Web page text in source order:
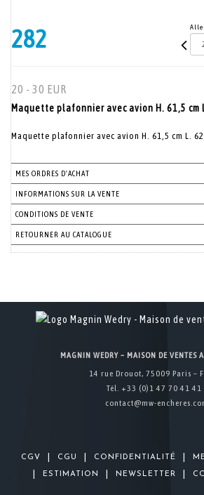
282
20 - 30 EUR
Maquette plafonnier avec avion H. 61,5 cm
Maquette plafonnier avec avion H. 61,5 cm L. 62
MES ORDRES D'ACHAT
INFORMATIONS SUR LA VENTE
CONDITIONS DE VENTE
RETOURNER AU CATALOGUE
MAGNIN WEDRY – MAISON DE VENTES
14 rue Drouot, 75009 Paris –
Tél. +33 (0)1 47 70 41 41
contact@mw-
CGV CGU CONFIDENTIALITÉ
ESTIMATION NEWSLETTER